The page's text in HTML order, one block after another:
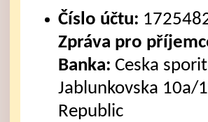
Číslo účtu:
Zpráva pro
Banka: Ceska
Jablunkovska 10a/
Republic